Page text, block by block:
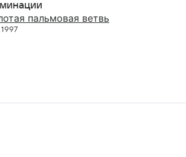
пальмовая ветвь
1997